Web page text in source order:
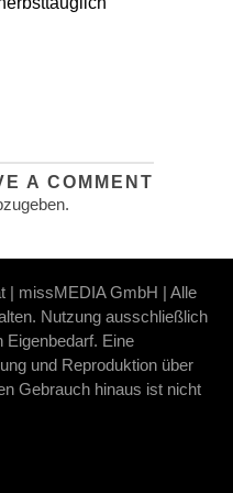
A COMMENT
| missMEDIA GmbH | Alle
Nutzung ausschließlich
Eigenbedarf. Eine
und Reproduktion über
Gebrauch hinaus ist nicht